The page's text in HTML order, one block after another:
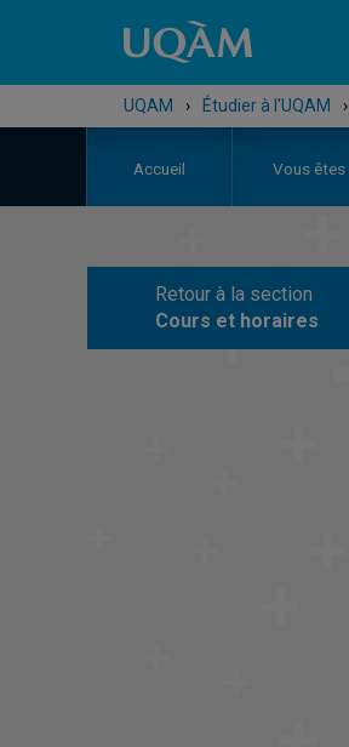
UQAM › Étudier à l'UQAM ›
Accueil Vous êtes
Retour à la section
Cours et horaires